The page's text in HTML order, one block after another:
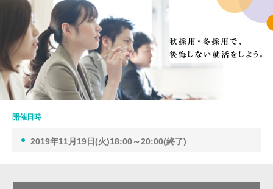
開催日時
2019年11月19日(火)18:00～20:00(終了)